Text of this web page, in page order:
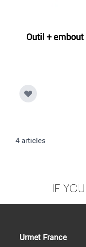
Outil +
4 articles
IF
Urmet France